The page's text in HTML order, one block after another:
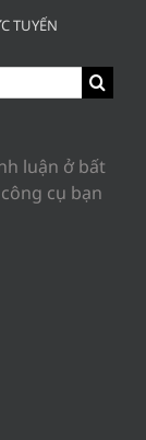
TUYẾN
luận ở bất
cụ bạn